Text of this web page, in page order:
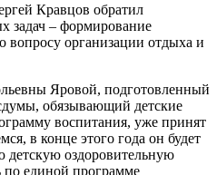
Кравцов обратил
задач – формирование
вопросу организации отдыха и
Яровой, подготовленный
обязывающий детские
воспитания, уже принят
в конце этого года он будет
оздоровительную
единой программе